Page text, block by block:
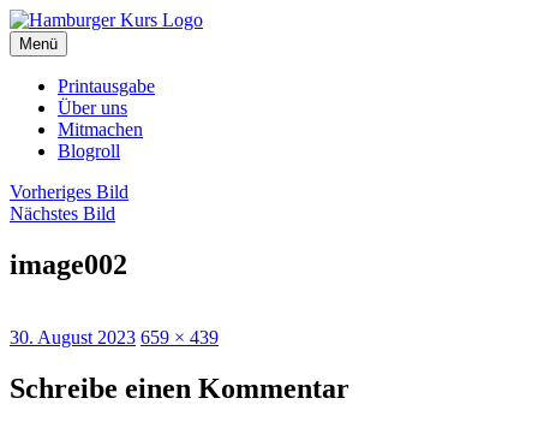
Zum
Inhalt
springen
Hamburger Kurs
SPD Hamburg Blog
Menü
Printausgabe
Über uns
Mitmachen
Blogroll
Vorheriges Bild
Nächstes Bild
image002
Veröffentlicht
30. August 2023 Originalgröße
659 × 439
Schreibe einen Kommentar